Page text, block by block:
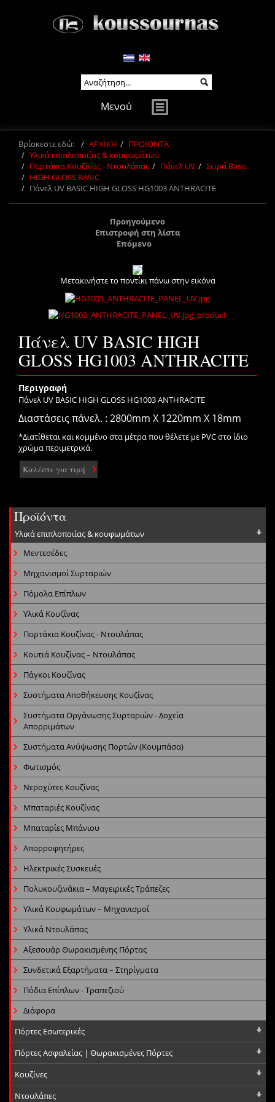
Μενού
Βρίσκεστε εδώ: ΑΡΧΙΚΗ
ΠΡΟΙΟΝΤΑ
Υλικά επιπλοποιίας & κουφωμάτων
Πορτάκια Κουζίνας - Ντουλάπας
Πάνελ UV
Σειρά Basic
HIGH GLOSS BASIC
Πάνελ UV BASIC HIGH GLOSS HG1003 ANTHRACITE
Προηγούμενο
Επιστροφή στη λίστα
Επόμενο
Μετακινήστε το ποντίκι πάνω στην εικόνα
Πάνελ UV BASIC HIGH
GLOSS HG1003 ANTHRACITE
Περιγραφή
Πάνελ UV BASIC HIGH GLOSS HG1003 ANTHRACITE
Διαστάσεις πάνελ. : 2800mm X 1220mm X 18mm
*Διατίθεται και κομμένο στα μέτρα που θέλετε με PVC στο ίδιο
χρώμα περιμετρικά.
Καλέστε για τιμή
Προϊόντα
Υλικά επιπλοποιίας & κουφωμάτων
Μεντεσέδες
Μηχανισμοί Συρταριών
Πόμολα Επίπλων
Υλικά Κουζίνας
Πορτάκια Κουζίνας - Ντουλάπας
Κουτιά Κουζίνας – Ντουλάπας
Πάγκοι Κουζίνας
Συστήματα Αποθήκευσης Κουζίνας
Συστήματα Οργάνωσης Συρταριών - Δοχεία
Απορριμάτων
Συστήματα Ανύψωσης Πορτών (Κουμπάσα)
Φωτισμός
Νεροχύτες Κουζίνας
Μπαταριές Κουζίνας
Μπαταρίες Μπάνιου
Απορροφητήρες
Ηλεκτρικές Συσκευές
Πολυκουζινάκια – Μαγειρικές Τράπεζες
Υλικά Κουφωμάτων – Μηχανισμοί
Υλικά Ντουλάπας
Αξεσουάρ Θωρακισμένης Πόρτας
Συνδετικά Εξαρτήματα – Στηρίγματα
Πόδια Επίπλων - Τραπεζιού
Διάφορα
Πόρτες Εσωτερικές
Πόρτες Ασφαλείας | Θωρακισμένες Πόρτες
Κουζίνες
Ντουλάπες